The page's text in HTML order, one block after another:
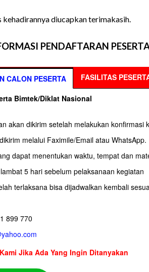
diucapkan terimakasih.
PENDAFTARAN
CALON PESERTA FASILITAS
Bimtek/Diklat Nasional
akan dikirim setelah melakukan konfirmasi
melalui Faximile/Email atau WhatsApp.
dapat menentukan waktu, tempat dan
5 hari sebelum pelaksanaan kegiatan
terlaksana bisa dijadwalkan kembali
899 770
Jika Ada Yang Ingin Ditanyakan